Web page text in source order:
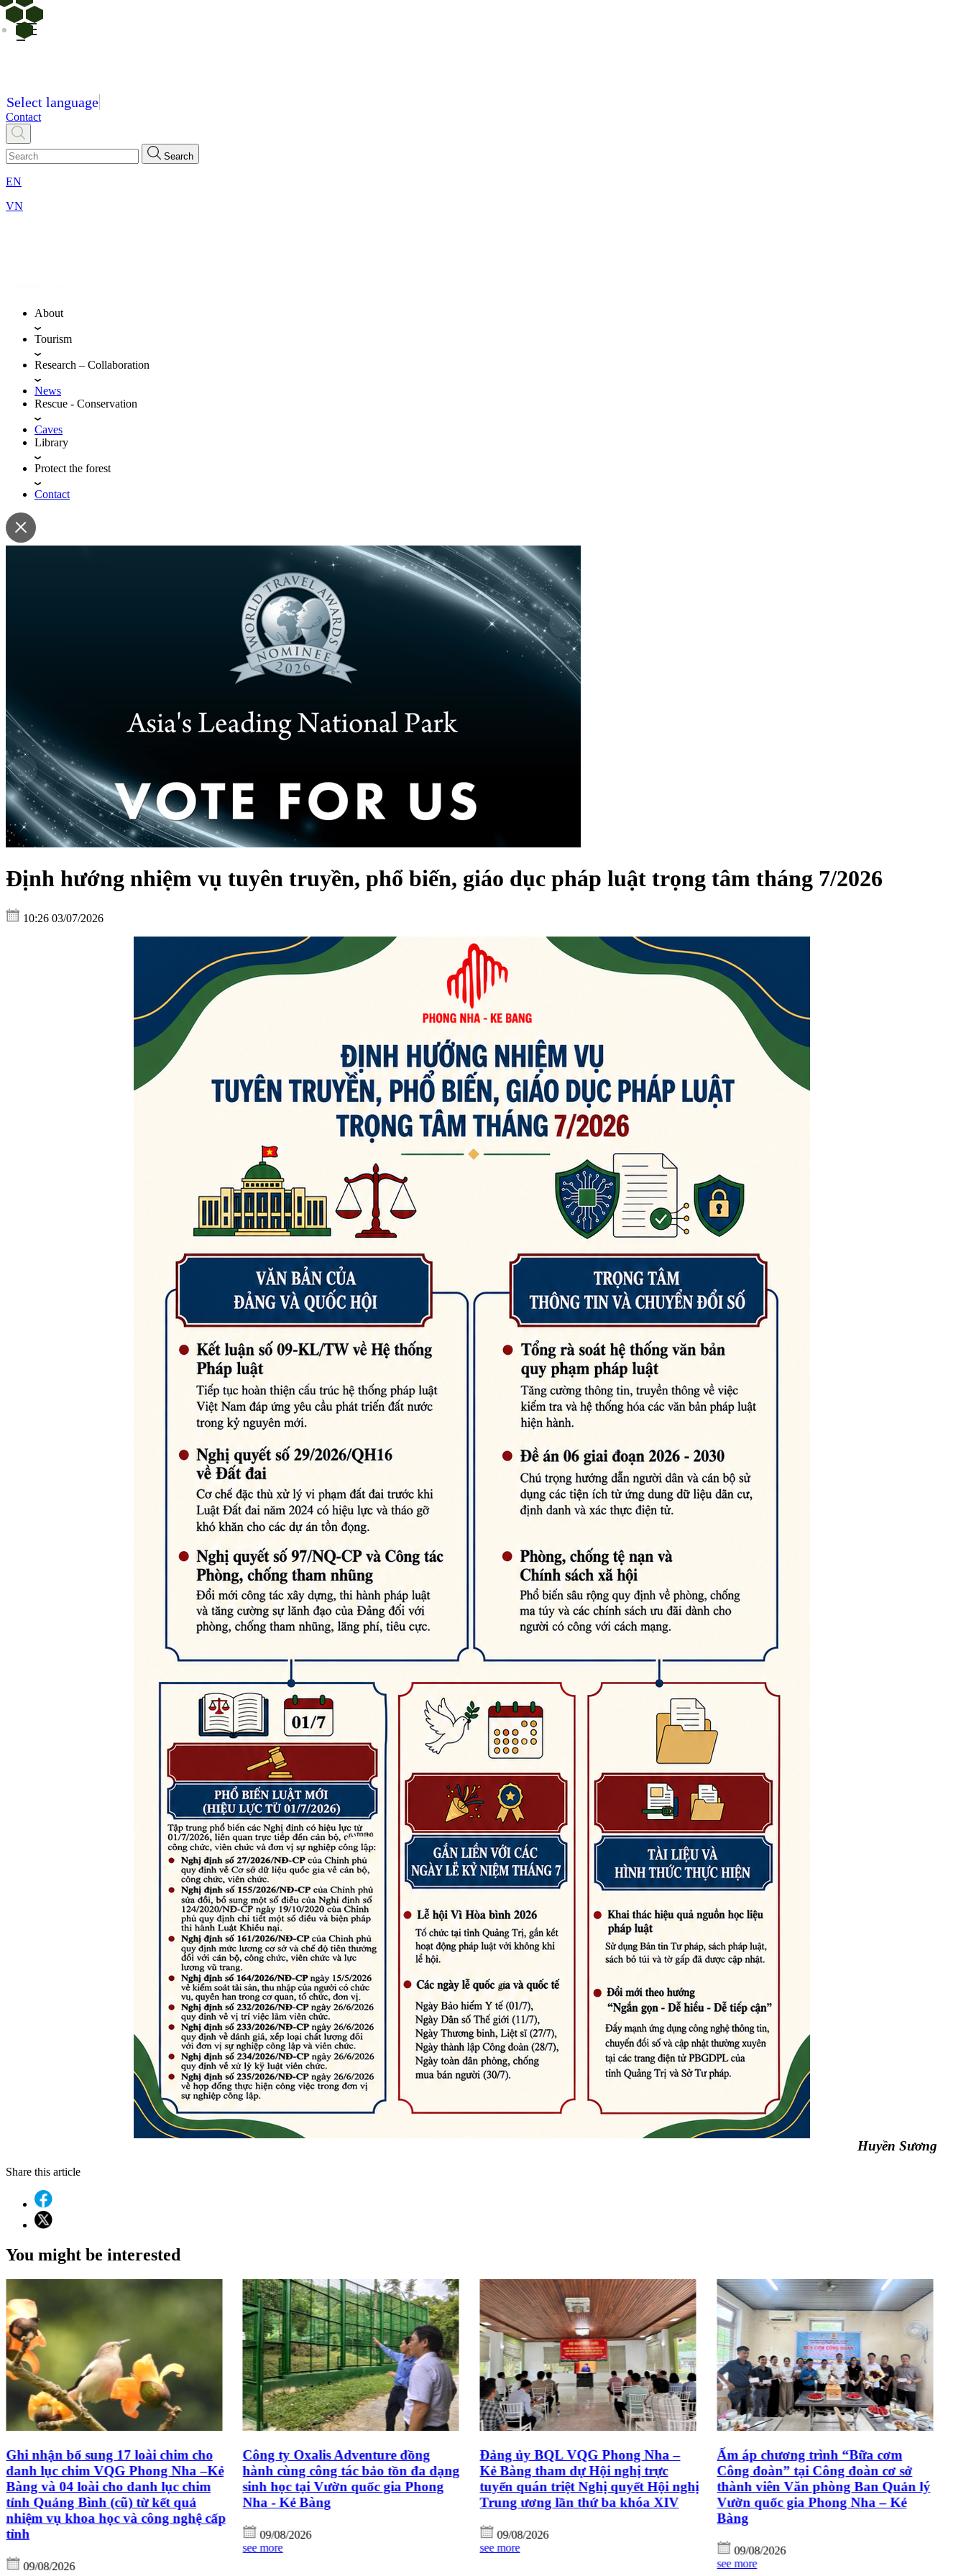
Select language
Contact
Search
EN
VN
About
Tourism
Research – Collaboration
News
Rescue - Conservation
Caves
Library
Protect the forest
Contact
Định hướng nhiệm vụ tuyên truyền, phổ biến, giáo dục pháp luật trọng tâm tháng 7/2026
10:26 03/07/2026
Huyền Sương
Share this article
You might be interested
Ghi nhận bổ sung 17 loài chim cho
danh lục chim VQG Phong Nha –Kẻ
Bàng và 04 loài cho danh lục chim
tỉnh Quảng Bình (cũ) từ kết quả
nhiệm vụ khoa học và công nghệ cấp
tỉnh
09/08/2026
Công ty Oxalis Adventure đồng
hành cùng công tác bảo tồn đa dạng
sinh học tại Vườn quốc gia Phong
Nha - Kẻ Bàng
09/08/2026
see more
Đảng ủy BQL VQG Phong Nha –
Kẻ Bàng tham dự Hội nghị trực
tuyến quán triệt Nghị quyết Hội nghị
Trung ương lần thứ ba khóa XIV
09/08/2026
see more
Ấm áp chương trình “Bữa cơm
Công đoàn” tại Công đoàn cơ sở
thành viên Văn phòng Ban Quản lý
Vườn quốc gia Phong Nha – Kẻ
Bàng
09/08/2026
see more